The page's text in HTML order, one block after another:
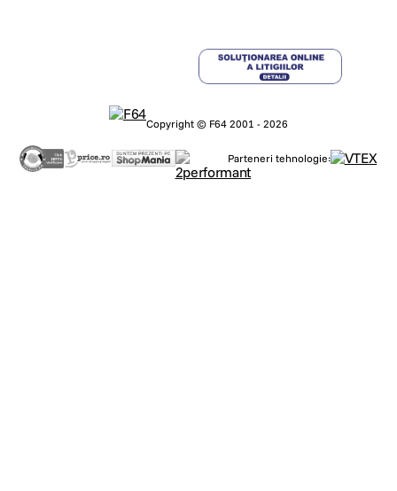
Copyright © F64 2001 - 2026
Parteneri tehnologie: